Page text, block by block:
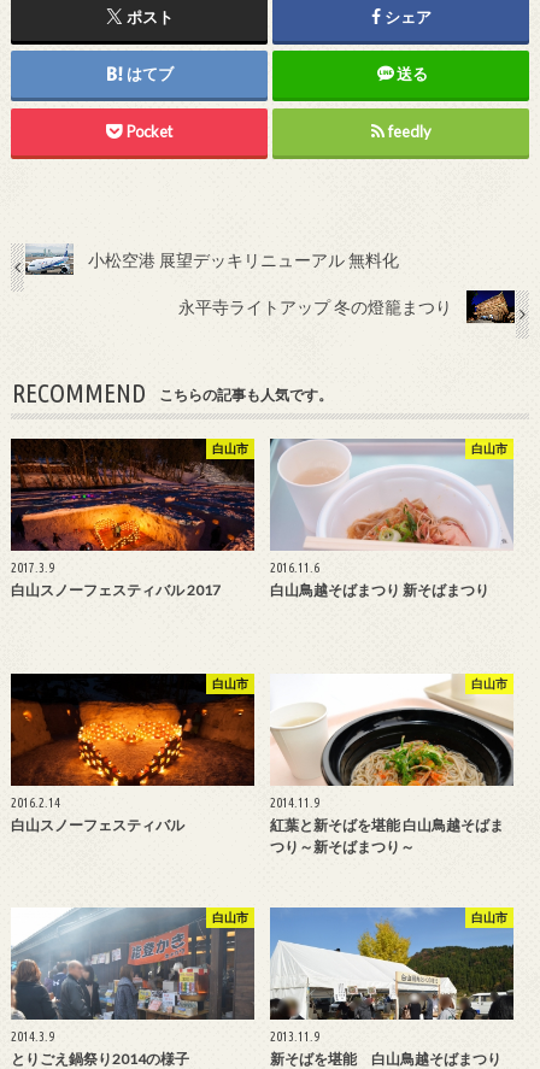
ポスト シェア
はてブ 送る
Pocket feedly
小松空港 展望デッキリニューアル 無料化
永平寺ライトアップ 冬の燈籠まつり
RECOMMEND こちらの記事も人気です。
白山市
2017.3.9
白山スノーフェスティバル 2017
白山市
2016.11.6
白山鳥越そばまつり 新そばまつり
白山市
2016.2.14
白山スノーフェスティバル
白山市
2014.11.9
紅葉と新そばを堪能 白山鳥越そばま
つり～新そばまつり～
白山市
2014.3.9
とりごえ鍋祭り2014の様子
白山市
2013.11.9
新そばを堪能 白山鳥越そばまつり